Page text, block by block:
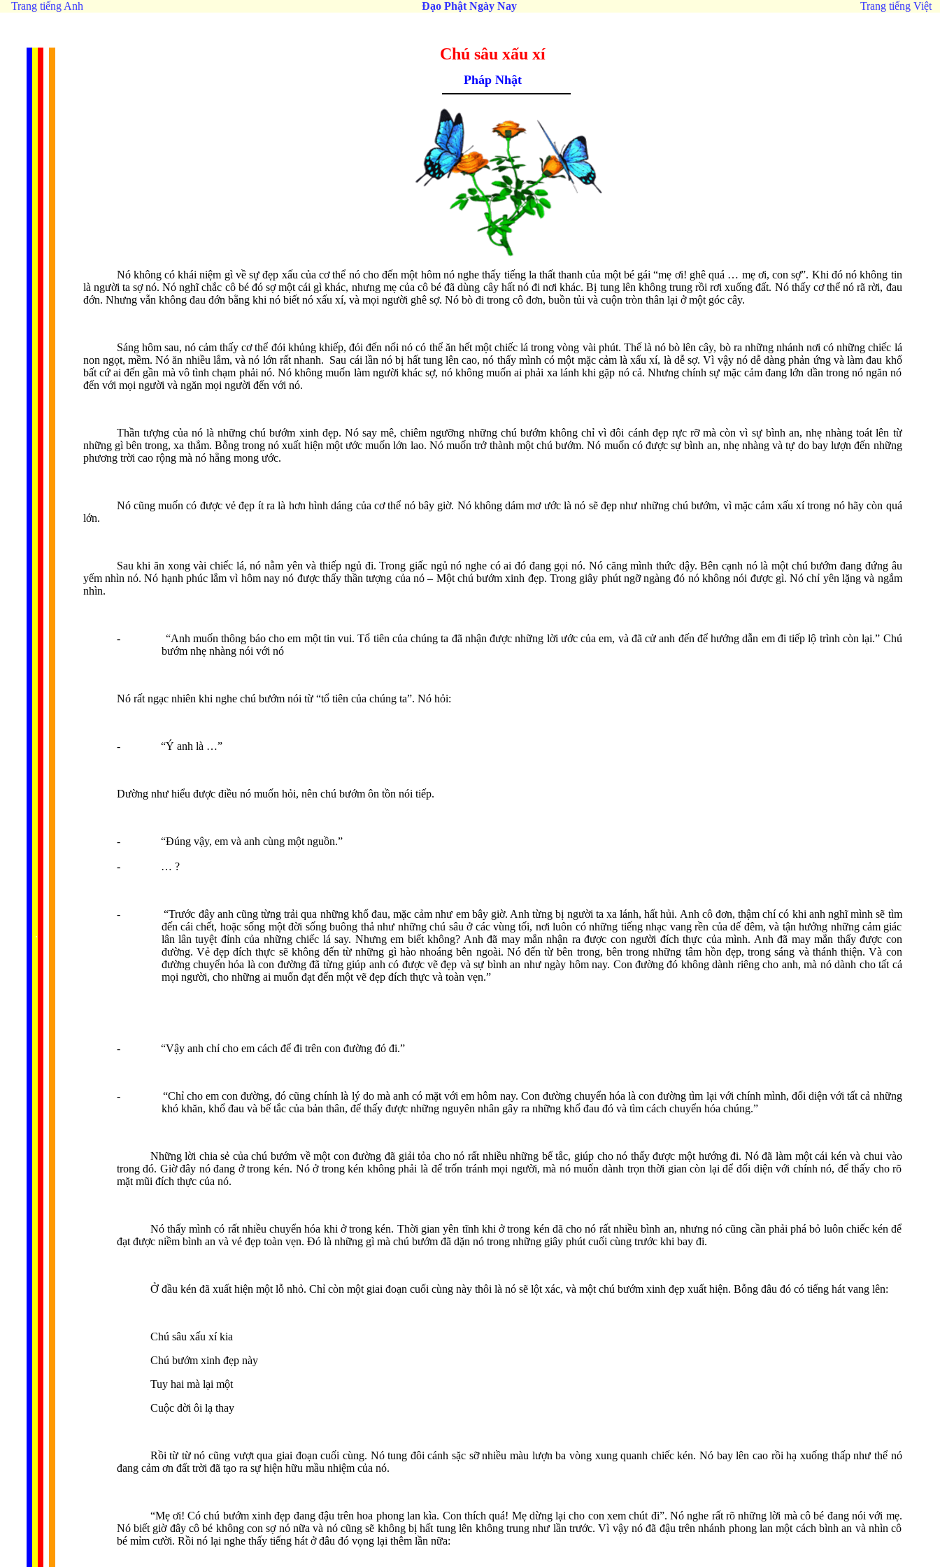
Trang tiếng Anh Đạo Phật Ngày Nay Trang tiếng Việt
.
Chú sâu xấu xí
Pháp Nhật
Nó không có khái niệm gì về sự đẹp xấu của cơ thể nó cho đến một hôm nó nghe thấy tiếng la thất thanh của một bé gái “mẹ ơi! ghê quá … mẹ ơi, con sợ”. Khi đó nó không tin
là người ta sợ nó. Nó nghĩ chắc cô bé đó sợ một cái gì khác, nhưng mẹ của cô bé đã dùng cây hất nó đi nơi khác. Bị tung lên không trung rồi rơi xuống đất. Nó thấy cơ thể nó rã rời, đau
đớn. Nhưng vẫn không đau đớn bằng khi nó biết nó xấu xí, và mọi người ghê sợ. Nó bò đi trong cô đơn, buồn tủi và cuộn tròn thân lại ở một góc cây.
Sáng hôm sau, nó cảm thấy cơ thể đói khủng khiếp, đói đến nổi nó có thể ăn hết một chiếc lá trong vòng vài phút. Thế là nó bò lên cây, bò ra những nhánh nơi có những chiếc lá
non ngọt, mềm. Nó ăn nhiều lắm, và nó lớn rất nhanh. Sau cái lần nó bị hất tung lên cao, nó thấy mình có một mặc cảm là xấu xí, là dễ sợ. Vì vậy nó dễ dàng phản ứng và làm đau khổ
bất cứ ai đến gần mà vô tình chạm phải nó. Nó không muốn làm người khác sợ, nó không muốn ai phải xa lánh khi gặp nó cả. Nhưng chính sự mặc cảm đang lớn dần trong nó ngăn nó
đến với mọi người và ngăn mọi người đến với nó.
Thần tượng của nó là những chú bướm xinh đẹp. Nó say mê, chiêm ngưỡng những chú bướm không chỉ vì đôi cánh đẹp rực rỡ mà còn vì sự bình an, nhẹ nhàng toát lên từ
những gì bên trong, xa thẳm. Bỗng trong nó xuất hiện một ước muốn lớn lao. Nó muốn trở thành một chú bướm. Nó muốn có được sự bình an, nhẹ nhàng và tự do bay lượn đến những
phương trời cao rộng mà nó hằng mong ước.
Nó cũng muốn có được vẻ đẹp ít ra là hơn hình dáng của cơ thể nó bây giờ. Nó không dám mơ ước là nó sẽ đẹp như những chú bướm, vì mặc cảm xấu xí trong nó hãy còn quá
lớn.
Sau khi ăn xong vài chiếc lá, nó nằm yên và thiếp ngủ đi. Trong giấc ngủ nó nghe có ai đó đang gọi nó. Nó căng mình thức dậy. Bên cạnh nó là một chú bướm đang đứng âu
yếm nhìn nó. Nó hạnh phúc lắm vì hôm nay nó được thấy thần tượng của nó – Một chú bướm xinh đẹp. Trong giây phút ngỡ ngàng đó nó không nói được gì. Nó chỉ yên lặng và ngắm
nhìn.
-
“Anh muốn thông báo cho em một tin vui. Tổ tiên của chúng ta đã nhận được những lời ước của em, và đã cử anh đến để hướng dẫn em đi tiếp lộ trình còn lại.” Chú
bướm nhẹ nhàng nói với nó
Nó rất ngạc nhiên khi nghe chú bướm nói từ “tổ tiên của chúng ta”. Nó hỏi:
- “Ý anh là …”
Dường như hiểu được điều nó muốn hỏi, nên chú bướm ôn tồn nói tiếp.
- “Đúng vậy, em và anh cùng một nguồn.”
- … ?
-
“Trước đây anh cũng từng trải qua những khổ đau, mặc cảm như em bây giờ. Anh từng bị người ta xa lánh, hất hủi. Anh cô đơn, thậm chí có khi anh nghĩ mình sẽ tìm
đến cái chết, hoặc sống một đời sống buông thả như những chú sâu ở các vùng tối, nơi luôn có những tiếng nhạc vang rền của dế đêm, và tận hưởng những cảm giác
lân lân tuyệt đỉnh của những chiếc lá say. Nhưng em biết không? Anh đã may mắn nhận ra được con người đích thực của mình. Anh đã may mắn thấy được con
đường. Vẻ đẹp đích thực sẽ không đến từ những gì hào nhoáng bên ngoài. Nó đến từ bên trong, bên trong những tâm hồn đẹp, trong sáng và thánh thiện. Và con
đường chuyển hóa là con đường đã từng giúp anh có được vẽ đẹp và sự bình an như ngày hôm nay. Con đường đó không dành riêng cho anh, mà nó dành cho tất cả
mọi người, cho những ai muốn đạt đến một vẽ đẹp đích thực và toàn vẹn.”
- “Vậy anh chỉ cho em cách để đi trên con đường đó đi.”
-
“Chỉ cho em con đường, đó cũng chính là lý do mà anh có mặt với em hôm nay. Con đường chuyển hóa là con đường tìm lại với chính mình, đối diện với tất cả những
khó khăn, khổ đau và bế tắc của bản thân, để thấy được những nguyên nhân gây ra những khổ đau đó và tìm cách chuyển hóa chúng.”
Những lời chia sẻ của chú bướm về một con đường đã giải tỏa cho nó rất nhiều những bế tắc, giúp cho nó thấy được một hướng đi. Nó đã làm một cái kén và chui vào
trong đó. Giờ đây nó đang ở trong kén. Nó ở trong kén không phải là để trốn tránh mọi người, mà nó muốn dành trọn thời gian còn lại để đối diện với chính nó, để thấy cho rõ
mặt mũi đích thực của nó.
Nó thấy mình có rất nhiều chuyển hóa khi ở trong kén. Thời gian yên tĩnh khi ở trong kén đã cho nó rất nhiều bình an, nhưng nó cũng cần phải phá bỏ luôn chiếc kén để
đạt được niềm bình an và vẻ đẹp toàn vẹn. Đó là những gì mà chú bướm đã dặn nó trong những giây phút cuối cùng trước khi bay đi.
Ở đầu kén đã xuất hiện một lỗ nhỏ. Chỉ còn một giai đoạn cuối cùng này thôi là nó sẽ lột xác, và một chú bướm xinh đẹp xuất hiện. Bỗng đâu đó có tiếng hát vang lên:
Chú sâu xấu xí kia
Chú bướm xinh đẹp này
Tuy hai mà lại một
Cuộc đời ôi lạ thay
Rồi từ từ nó cũng vượt qua giai đoạn cuối cùng. Nó tung đôi cánh sặc sỡ nhiều màu lượn ba vòng xung quanh chiếc kén. Nó bay lên cao rồi hạ xuống thấp như thể nó
đang cảm ơn đất trời đã tạo ra sự hiện hữu mầu nhiệm của nó.
“Mẹ ơi! Có chú bướm xinh đẹp đang đậu trên hoa phong lan kìa. Con thích quá! Mẹ dừng lại cho con xem chút đi”. Nó nghe rất rõ những lời mà cô bé đang nói với mẹ.
Nó biết giờ đây cô bé không con sợ nó nữa và nó cũng sẽ không bị hất tung lên không trung như lần trước. Vì vậy nó đã đậu trên nhánh phong lan một cách bình an và nhìn cô
bé mỉm cười. Rồi nó lại nghe thấy tiếng hát ở đâu đó vọng lại thêm lần nữa: